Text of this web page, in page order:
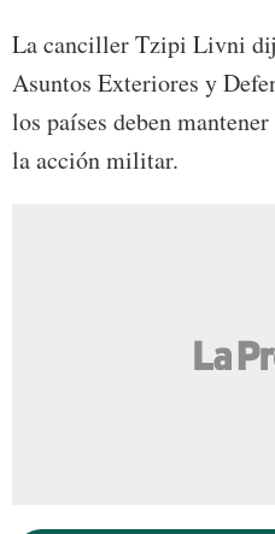
La canciller Tzipi Livni
Asuntos Exteriores y
los países deben
la acción militar.